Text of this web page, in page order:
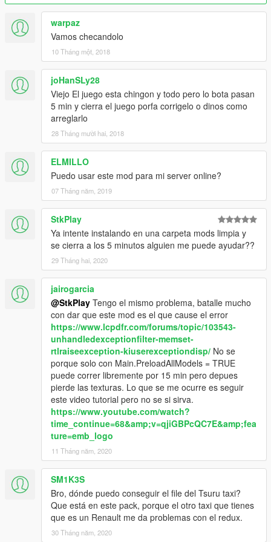
Paradas de autobús by SpiderHarper
Algunos espectaculares, cementera cruz azul, Wal-Mart y otras
cosas (Sandy Shore) by SpiderHarper
Espero sea del agrado de todos y los disfruten tanto como yo
al hacerlos.
INSTALAR EN LA CARPETA MODS
GRACIAS
warpaz
Vamos checandolo
10 Tháng một, 2018
joHanSLy28
Viejo El juego esta chingon y todo pero lo bota pasan
5 min y cierra el juego porfa corrigelo o dinos como
arreglarlo
28 Tháng mười hai, 2018
ELMILLO
Puedo usar este mod para mi server online?
07 Tháng năm, 2019
StkPlay
Ya intente instalando en una carpeta mods limpia y
se cierra a los 5 minutos alguien me puede ayudar??
29 Tháng hai, 2020
jairogarcia
@StkPlay Tengo el mismo problema, batalle mucho
con dar que este mod es el que cause el error
https://www.lcpdfr.com/forums/topic/103543-
unhandledexceptionfilter-memset-
rtlraiseexception-kiuserexceptiondisp/ No se
porque solo con Main.PreloadAllModels = TRUE
puede correr libremente por 15 min pero depues
pierde las texturas. Lo que se me ocurre es seguir
este video tutorial pero no se si sirva.
https://www.youtube.com/watch?
time_continue=68&amp;v=qjiGBPcQC7E&amp;fea
ture=emb_logo
11 Tháng năm, 2020
SM1K3S
Bro, dónde puedo conseguir el file del Tsuru taxi?
Que está en este pack, porque el otro taxi que tienes
que es un Renault me da problemas con el redux.
30 Tháng năm, 2020